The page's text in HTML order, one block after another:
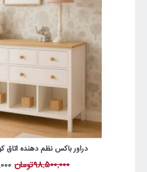
دراور باکس نظم دهنده اتاق
98,500,000تومان